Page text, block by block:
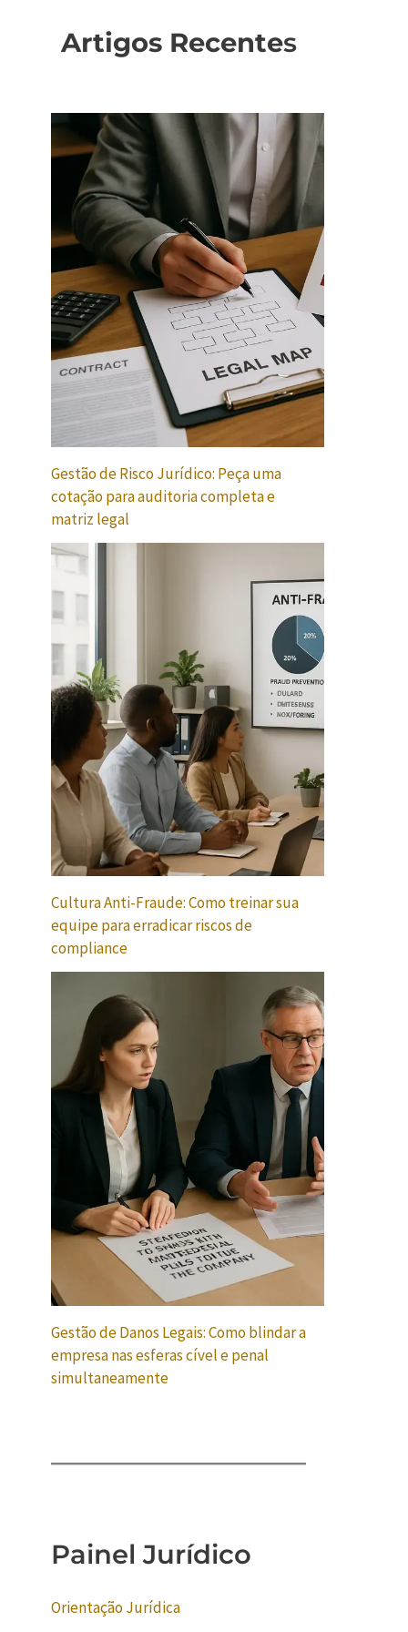
Artigos Recentes
Gestão de Risco Jurídico: Peça uma
cotação para auditoria completa e
matriz legal
Cultura Anti-Fraude: Como treinar sua
equipe para erradicar riscos de
compliance
Gestão de Danos Legais: Como blindar a
empresa nas esferas cível e penal
simultaneamente
Painel Jurídico
Orientação Jurídica